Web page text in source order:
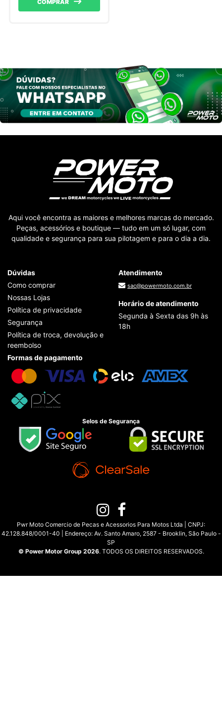
COMPRAR
Aqui você encontra as maiores e melhores marcas do mercado.
Peças, acessórios e boutique — tudo em um só lugar, com
qualidade e segurança para sua pilotagem e para o dia a dia.
Dúvidas
Como comprar
Nossas Lojas
Política de privacidade
Segurança
Política de troca, devolução e
reembolso
Atendimento
sac@powermoto.com.br
Horário de atendimento
Segunda à Sexta das 9h às
18h
Formas de pagamento
Selos de Segurança
Pwr Moto Comercio de Pecas e Acessorios Para Motos Ltda | CNPJ:
42.128.848/0001-40 | Endereço: Av. Santo Amaro, 2587 - Brooklin, São Paulo -
SP
© Power Motor Group 2026. TODOS OS DIREITOS RESERVADOS.